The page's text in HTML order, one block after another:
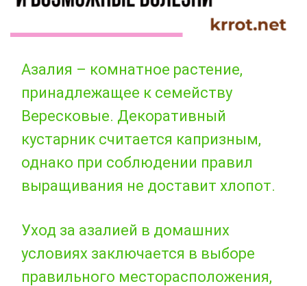
Азалия – комнатное растение,
принадлежащее к семейству
Вересковые. Декоративный
кустарник считается капризным,
однако при соблюдении правил
выращивания не доставит хлопот.
Уход за азалией в домашних
условиях заключается в выборе
правильного месторасположения,